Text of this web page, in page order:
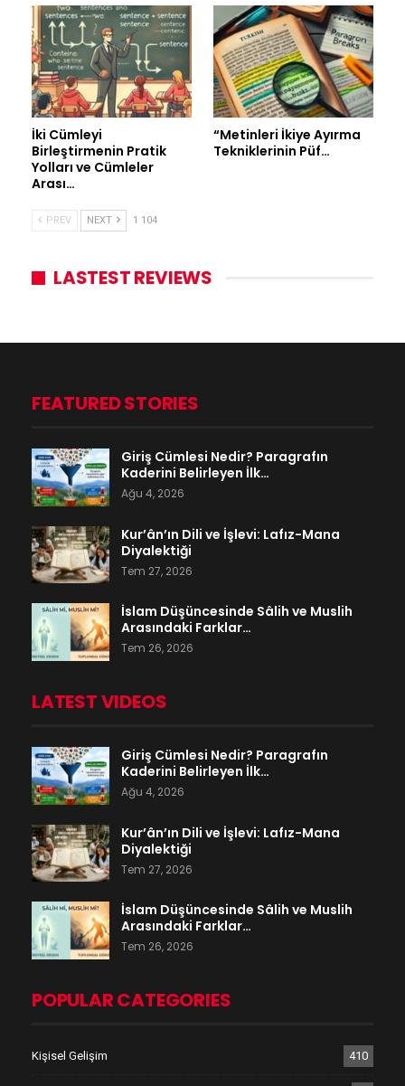
İki Cümleyi
Birleştirmenin Pratik
Yolları ve Cümleler
Arası…
“Metinleri İkiye Ayırma
Tekniklerinin Püf…
PREV NEXT 1 104
LASTEST REVIEWS
FEATURED STORIES
Giriş Cümlesi Nedir? Paragrafın
Kaderini Belirleyen İlk…
Ağu 4, 2026
Kur’ân’ın Dili ve İşlevi: Lafız-Mana
Diyalektiği
Tem 27, 2026
İslam Düşüncesinde Sâlih ve Muslih
Arasındaki Farklar…
Tem 26, 2026
LATEST VIDEOS
Giriş Cümlesi Nedir? Paragrafın
Kaderini Belirleyen İlk…
Ağu 4, 2026
Kur’ân’ın Dili ve İşlevi: Lafız-Mana
Diyalektiği
Tem 27, 2026
İslam Düşüncesinde Sâlih ve Muslih
Arasındaki Farklar…
Tem 26, 2026
POPULAR CATEGORIES
Kişisel Gelişim 410